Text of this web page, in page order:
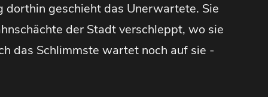
dorthin geschieht das Unerwartete. Sie
der Stadt verschleppt, wo sie
das Schlimmste wartet noch auf sie -